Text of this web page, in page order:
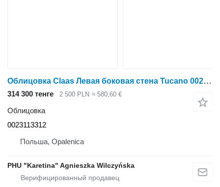
Облицовка Claas Левая боковая стена Tucano 0023113312 для зерноуборочного комбайна Claas Tucano
314 300 тенге 2 500 PLN ≈ 580,60 €
Облицовка
0023113312
Польша, Opalenica
PHU "Karetina" Agnieszka Wilczyńska